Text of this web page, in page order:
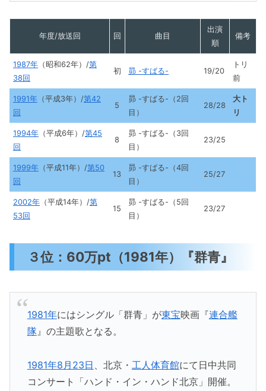
年度/放送回 回 曲目
出演
順
備考
1987年 （昭和62年）/第
38回
初 昴 -すばる- 19/20
トリ
前
1991年 （平成3年）/第42
回
5
昴 -すばる-（2回
目）
28/28
大ト
リ
1994年 （平成6年）/第45
回
8
昴 -すばる-（3回
目）
23/25
1999年 （平成11年）/第50
回
13
昴 -すばる-（4回
目）
25/27
2002年 （平成14年）/第
53回
15
昴 -すばる-（5回
目）
23/27
３位：60万pt（1981年）『群青』
1981年にはシングル「群青」が東宝映画『連合艦
隊』の主題歌となる。
1981年8月23日 、北京・ 工人体育館にて日中共同
コンサート「ハンド・イン・ハンド北京」開催。